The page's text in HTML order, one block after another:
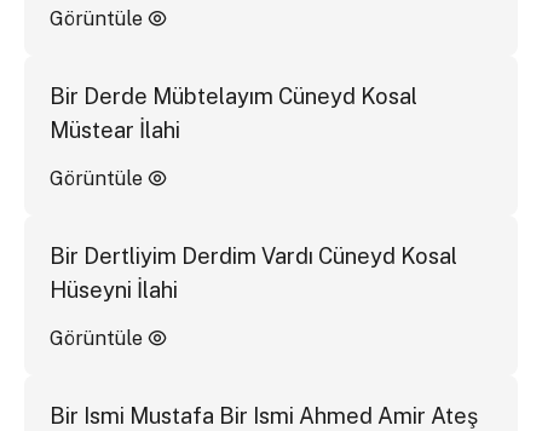
Görüntüle
Bir Derde Mübtelayım Cüneyd Kosal
Müstear İlahi
Görüntüle
Bir Dertliyim Derdim Vardı Cüneyd Kosal
Hüseyni İlahi
Görüntüle
Bir Ismi Mustafa Bir Ismi Ahmed Amir Ateş